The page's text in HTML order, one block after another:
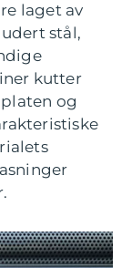
laget av
stål,
kutter
og